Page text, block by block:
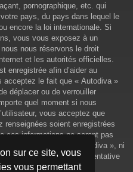
sur ce site, vous
vous permettant
pornographique, etc. qui
pays, du pays dans lequel le
encore la loi internationale. Si
vous vous exposez à un
nous réservons le droit
et les autorités officielles.
enregistrée afin d’aider au
acceptez le fait que « Autodiva »
déplacer ou de verrouiller
quel moment si nous
vous acceptez que
soient enregistrées
ces informations ne seront pas
consentement, ni « Autodiva », ni
responsables en cas de tentative
vos données.